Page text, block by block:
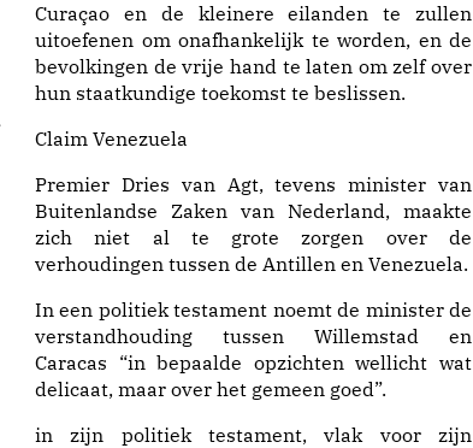
Curaçao en de kleinere eilanden te zullen
uitoefenen om onafhankelijk te worden, en de
bevolkingen de vrije hand te laten om zelf over
hun staatkundige toekomst te beslissen.
Claim Venezuela
Premier Dries van Agt, tevens minister van
Buitenlandse Zaken van Nederland, maakte
zich niet al te grote zorgen over de
verhoudingen tussen de Antillen en Venezuela.
In een politiek testament noemt de minister de
verstandhouding tussen Willemstad en
Caracas “in bepaalde opzichten wellicht wat
delicaat, maar over het gemeen goed”.
in zijn politiek testament, vlak voor zijn